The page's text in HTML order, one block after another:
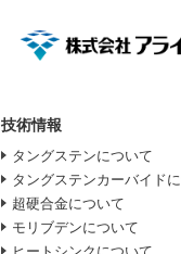
技術情報
タングステンについて
タングステンカーバイド
超硬合金について
モリブデンについて